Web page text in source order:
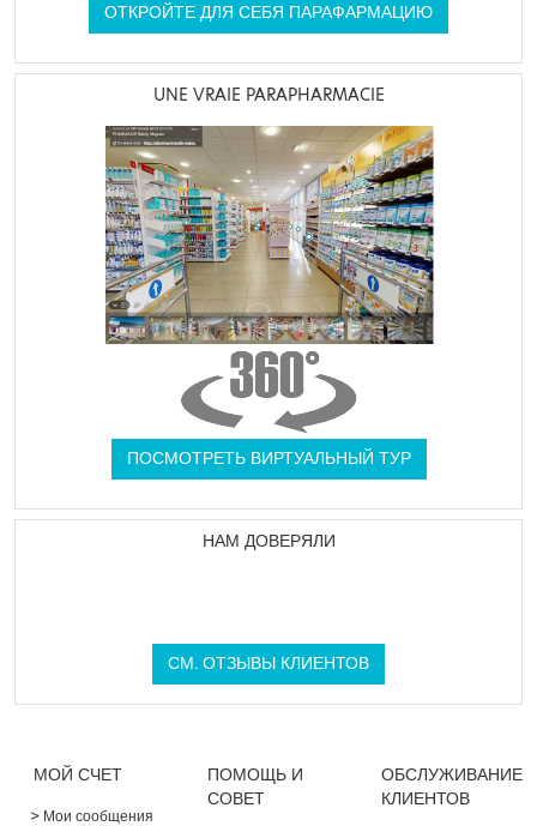
ОТКРОЙТЕ ДЛЯ СЕБЯ ПАРАФАРМАЦИЮ
UNE VRAIE PARAPHARMACIE
ПОСМОТРЕТЬ ВИРТУАЛЬНЫЙ ТУР
НАМ ДОВЕРЯЛИ
СМ. ОТЗЫВЫ КЛИЕНТОВ
МОЙ СЧЕТ
Мои сообщения
ПОМОЩЬ И
СОВЕТ
ОБСЛУЖИВАНИЕ
КЛИЕНТОВ